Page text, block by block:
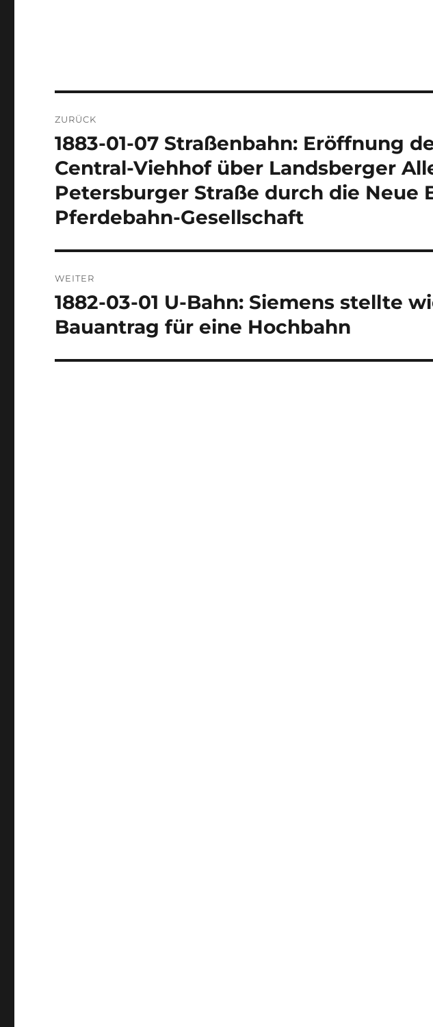
ZURÜCK
Vorheriger
Beitrag:
1883-01-07 Straßenbahn: Eröffnung
Central-Viehhof über Landsberger
Petersburger Straße durch die Neue
Pferdebahn-Gesellschaft
WEITER
Nächster
Beitrag:
1882-03-01 U-Bahn: Siemens stellte
Bauantrag für eine Hochbahn